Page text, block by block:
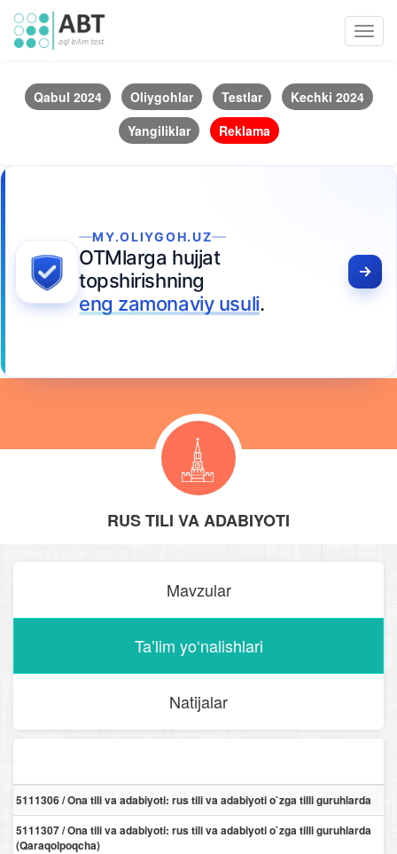
Qabul 2024 Oliygohlar Testlar
Kechki 2024
Yangiliklar
Reklama
MY.OLIYGOH.UZ
OTMlarga hujjat
topshirishning
eng zamonaviy usuli.
RUS TILI VA ADABIYOTI
Mavzular
Taʼlim yo‘nalishlari
Natijalar
5111306 / Ona tili va adabiyoti: rus tili va adabiyoti o`zga tilli guruhlarda
5111307 / Ona tili va adabiyoti: rus tili va adabiyoti o`zga tilli guruhlarda
(Qaraqolpoqcha)